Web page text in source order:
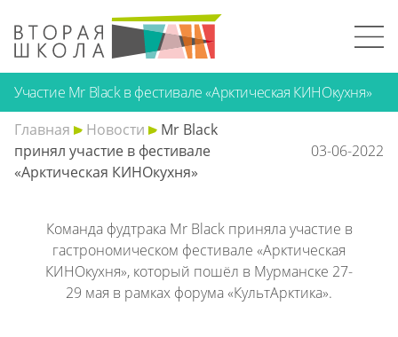
Участие Mr Black в фестивале «Арктическая КИНОкухня»
Главная
Новости
Mr Black
принял участие в фестивале
«Арктическая КИНОкухня»
03-06-2022
Команда фудтрака Mr Black приняла участие в
гастрономическом фестивале «Арктическая
КИНОкухня», который пошёл в Мурманске 27-
29 мая в рамках форума «КультАрктика».